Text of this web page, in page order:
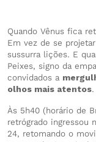
Quando Vênus fica
Em vez de se
sussurra lições. E
Peixes, signo da
convidados a
olhos mais atentos.
Às 5h40 (horário de
retrógrado ingressou
24, retomando o